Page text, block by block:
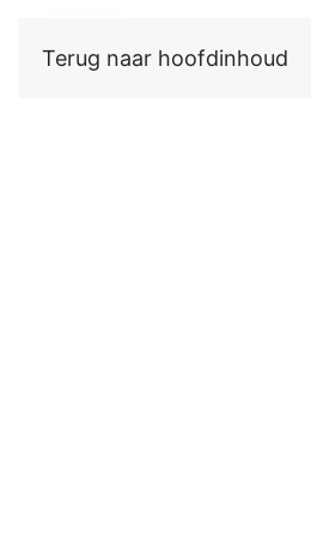
Terug naar hoofdinhoud